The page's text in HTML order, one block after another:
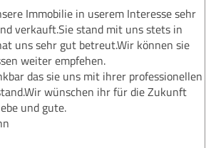
Immobilie in userem Interesse sehr
verkauft.Sie stand mit uns stets in
uns sehr gut betreut.Wir können sie
weiter empfehen.
das sie uns mit ihrer professionellen
wünschen ihr für die Zukunft
und gute.